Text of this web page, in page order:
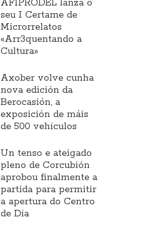
AFIPRODEL lanza o
seu I Certame de
Microrrelatos
«Arr3quentando a
Cultura»
Axober volve cunha
nova edición da
Berocasión, a
exposición de máis
de 500 vehículos
Un tenso e ateigado
pleno de Corcubión
aprobou finalmente a
partida para permitir
a apertura do Centro
de Día